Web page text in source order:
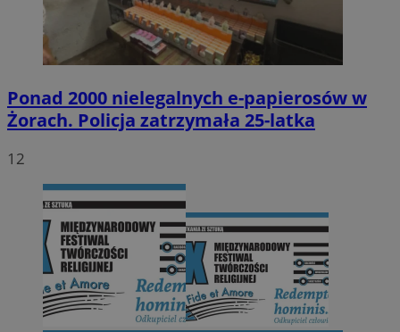
Ponad 2000 nielegalnych e-papierosów w
Żorach. Policja zatrzymała 25-latka
12